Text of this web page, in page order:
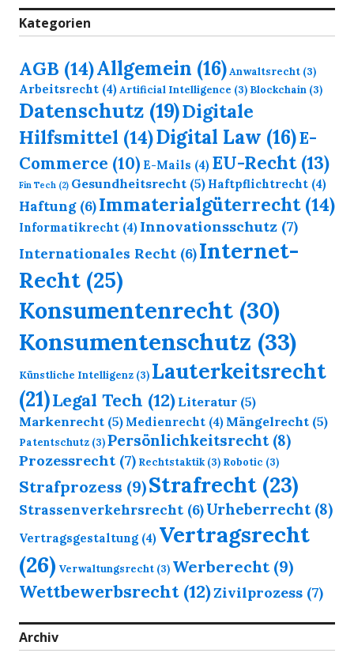
Kategorien
AGB (14)Allgemein (16)Anwaltsrecht (3)
Arbeitsrecht (4)Artificial Intelligence (3) Blockchain (3)
Datenschutz (19)Digitale
Hilfsmittel (14)Digital Law (16)E-
Commerce (10) E-Mails (4) EU-Recht(13)
Fin Tech (2) Gesundheitsrecht (5) Haftpflichtrecht (4)
Haftung(6)Immaterialgüterrecht(14)
Informatikrecht (4) Innovationsschutz (7)
Internationales Recht (6)Internet-
Recht (25)
Konsumentenrecht (30)
Konsumentenschutz (33)
Künstliche Intelligenz (3) Lauterkeitsrecht
(21)Legal Tech (12) Literatur (5)
Markenrecht (5) Medienrecht (4) Mängelrecht (5)
Patentschutz (3)Persönlichkeitsrecht(8)
Prozessrecht (7) Rechtstaktik(3) Robotic (3)
Strafprozess (9)Strafrecht (23)
Strassenverkehrsrecht (6)Urheberrecht(8)
Vertragsgestaltung (4) Vertragsrecht
(26) Verwaltungsrecht (3) Werberecht(9)
Wettbewerbsrecht(12)Zivilprozess (7)
Archiv